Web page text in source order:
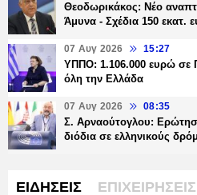
Θεοδωρικάκος: Νέο
Άμυνα - Σχέδια 150 εκατ.
07 Αυγ 2026 15:27
ΥΠΠΟ: 1.106.000 ευρώ σε
όλη την Ελλάδα
07 Αυγ 2026 08:35
Σ. Αρναούτογλου:
διόδια σε ελληνικούς
ΕΙΔΗΣΕΙΣ ΕΠΙΧΕΙΡΗΣΕΙΣ